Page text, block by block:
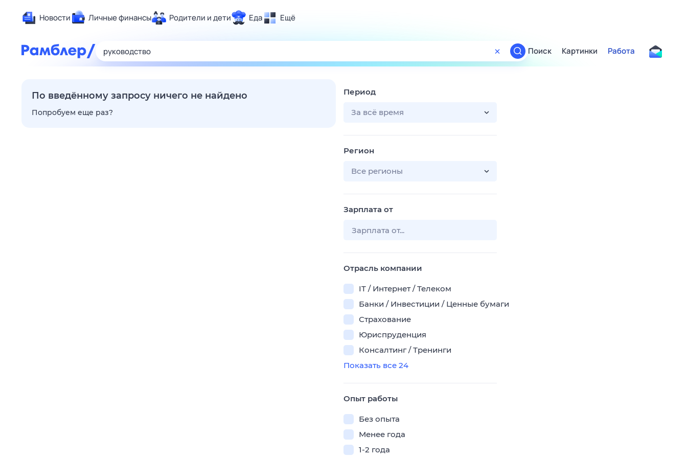
Новости Личные финансы Родители и дети Еда Ещё
Развлечения и отдых
Спорт
Поиск
ТВ-программа
Поиск Картинки Работа
По введённому запросу ничего не найдено
Попробуем еще раз?
Период
За всё время
Регион
Все регионы
Зарплата от
Отрасль компании
IT / Интернет / Телеком
Банки / Инвестиции / Ценные бумаги
Страхование
Юриспруденция
Консалтинг / Тренинги
Показать все 24
Опыт работы
Без опыта
Менее года
1-2 года